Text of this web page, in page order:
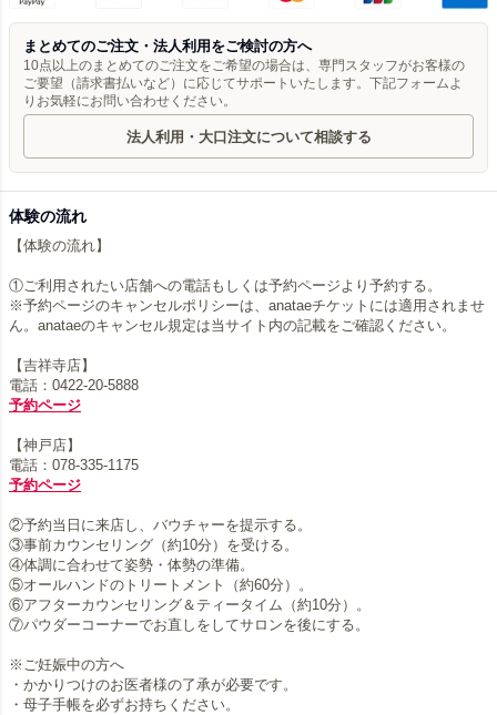
まとめてのご注文・法人利用をご検討の方へ
10点以上のまとめてのご注文をご希望の場合は、専門スタッフがお客様の
ご要望（請求書払いなど）に応じてサポートいたします。下記フォームよ
りお気軽にお問い合わせください。
法人利用・大口注文について相談する
体験の流れ
【体験の流れ】
①ご利用されたい店舗への電話もしくは予約ページより予約する。
※予約ページのキャンセルポリシーは、anataeチケットには適用されませ
ん。anataeのキャンセル規定は当サイト内の記載をご確認ください。
【吉祥寺店】
予約ページ
【神戸店】
予約ページ
②予約当日に来店し、バウチャーを提示する。
③事前カウンセリング（約10分）を受ける。
④体調に合わせて姿勢・体勢の準備。
⑤オールハンドのトリートメント（約60分）。
⑥アフターカウンセリング＆ティータイム（約10分）。
⑦パウダーコーナーでお直しをしてサロンを後にする。
※ご妊娠中の方へ
・かかりつけのお医者様の了承が必要です。
・母子手帳を必ずお持ちください。